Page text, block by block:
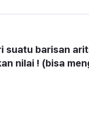
suatu barisan
nilai ! (bisa